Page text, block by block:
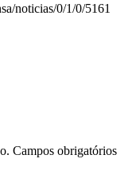
noticias/0/1/0/5161
Campos obrigatórios